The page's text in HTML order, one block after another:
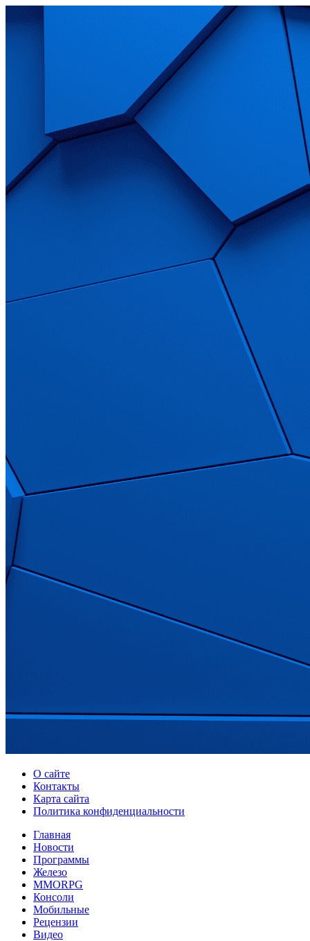
О сайте
Контакты
Карта сайта
Политика конфиденциальности
Главная
Новости
Программы
Железо
MMORPG
Консоли
Мобильные
Рецензии
Видео